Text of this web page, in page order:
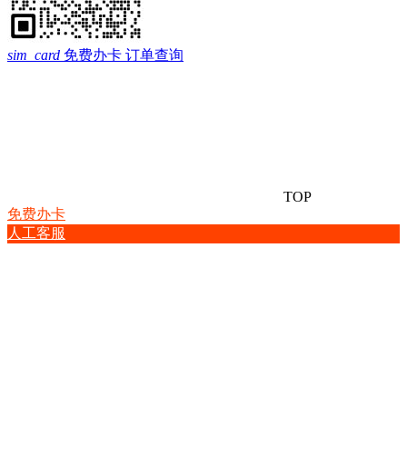
sim_card 免费办卡 订单查询
TOP
免费办卡
人工客服